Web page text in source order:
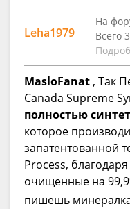
Leha1979
На
Всего
MasloFanat , Так
Canada Supreme
полностью
которое
запатентованной
Process,
очищенные на
пишешь